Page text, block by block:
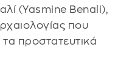
(Yasmine Benali),
που
προστατευτικά